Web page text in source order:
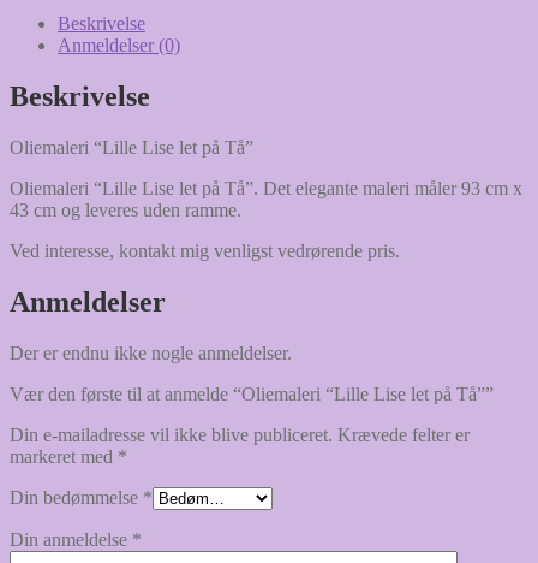
Beskrivelse
Anmeldelser (0)
Beskrivelse
Oliemaleri “Lille Lise let på Tå”
Oliemaleri “Lille Lise let på Tå”. Det elegante maleri måler 93 cm x
43 cm og leveres uden ramme.
Ved interesse, kontakt mig venligst vedrørende pris.
Anmeldelser
Der er endnu ikke nogle anmeldelser.
Vær den første til at anmelde “Oliemaleri “Lille Lise let på Tå””
Din e-mailadresse vil ikke blive publiceret. Krævede felter er
markeret med *
Din bedømmelse *
Din anmeldelse *